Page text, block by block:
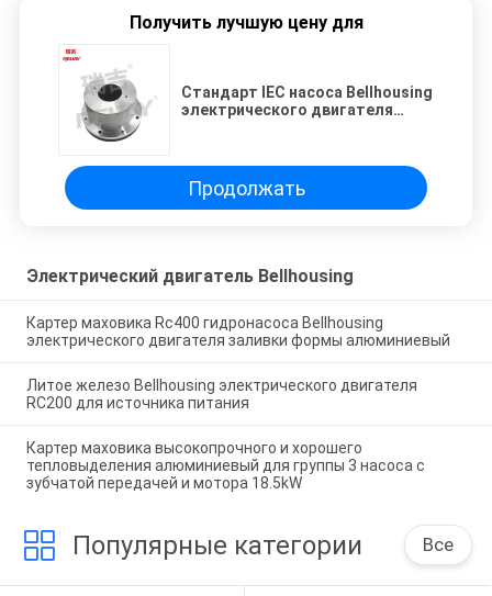
Получить лучшую цену для
Стандарт IEC насоса Bellhousing
электрического двигателя
Продолжать
Электрический двигатель Bellhousing
Картер маховика Rc400 гидронасоса Bellhousing
электрического двигателя заливки формы алюминиевый
Литое железо Bellhousing электрического двигателя
RC200 для источника питания
Картер маховика высокопрочного и хорошего
тепловыделения алюминиевый для группы 3 насоса с
зубчатой передачей и мотора 18.5kW
Популярные категории Все